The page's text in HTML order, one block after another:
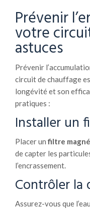
Prévenir
votre
astuces
Prévenir
circuit de chauffage
longévité et son
pratiques :
Installer un
Placer un filtre
de capter les
l’encrassement.
Contrôler la
Assurez-vous que